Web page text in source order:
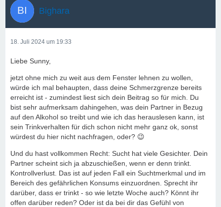
Bighara
18. Juli 2024 um 19:33
Liebe Sunny,
jetzt ohne mich zu weit aus dem Fenster lehnen zu wollen,
würde ich mal behaupten, dass deine Schmerzgrenze bereits
erreicht ist - zumindest liest sich dein Beitrag so für mich. Du
bist sehr aufmerksam dahingehen, was dein Partner in Bezug
auf den Alkohol so treibt und wie ich das herauslesen kann, ist
sein Trinkverhalten für dich schon nicht mehr ganz ok, sonst
würdest du hier nicht nachfragen, oder? 😉
Und du hast vollkommen Recht: Sucht hat viele Gesichter. Dein
Partner scheint sich ja abzuschießen, wenn er denn trinkt.
Kontrollverlust. Das ist auf jeden Fall ein Suchtmerkmal und im
Bereich des gefährlichen Konsums einzuordnen. Sprecht ihr
darüber, dass er trinkt - so wie letzte Woche auch? Könnt ihr
offen darüber reden? Oder ist da bei dir das Gefühl von